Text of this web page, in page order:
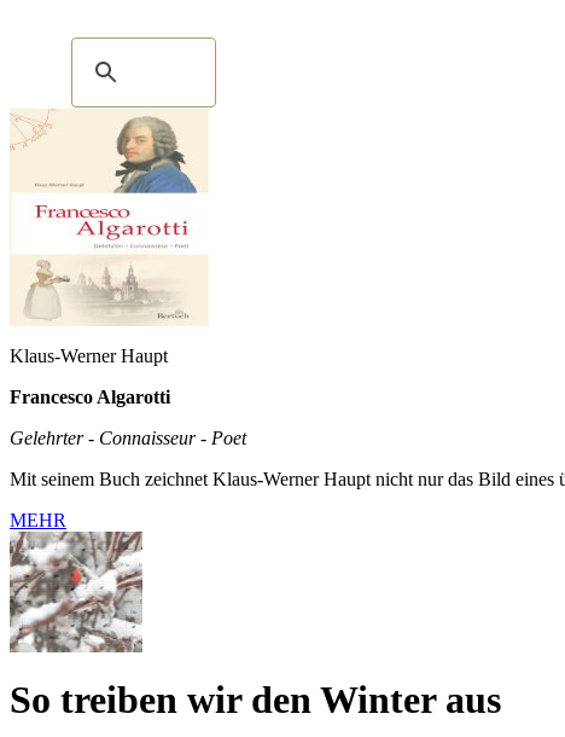
Klaus-Werner Haupt
Francesco Algarotti
Gelehrter - Connaisseur - Poet
Mit seinem Buch zeichnet Klaus-Werner Haupt nicht nur das Bild eines
MEHR
So treiben wir den Winter aus